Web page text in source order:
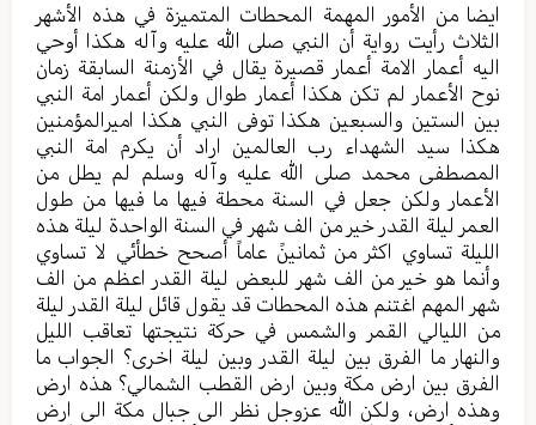
ايضا من الأمور المهمة المحطات المتميزة في هذه الأشهر
الثلاث رأيت رواية أن النبي صلى الله عليه وآله هكذا أوحي
اليه أعمار الامة أعمار قصيرة يقال في الأزمنة السابقة زمان
نوح الأعمار لم تكن هكذا أعمار طوال ولكن أعمار امة النبي
بين الستين والسبعين هكذا توفى النبي هكذا اميرالمؤمنين
هكذا سيد الشهداء رب العالمين اراد أن يكرم امة النبي
المصطفى محمد صلى الله عليه وآله وسلم لم يطل من
الأعمار ولكن جعل في السنة محطة فيها ما فيها من طول
العمر ليلة القدر خير من الف شهر في السنة الواحدة ليلة هذه
الليلة تساوي اكثر من ثمانينً عاماً أصحح خطأئي لا تساوي
وأنما هو خير من الف شهر للبعض ليلة القدر اعظم من الف
شهر المهم اغتنم هذه المحطات قد يقول قائل ليلة القدر ليلة
من الليالي القمر والشمس في حركة نتيجتها تعاقب الليل
والنهار ما الفرق بين ليلة القدر وبين ليلة اخرى؟ الجواب ما
الفرق بين ارض مكة وبين ارض القطب الشمالي؟ هذه ارض
وهذه ارض، ولكن الله عزوجل نظر الى جبال مكة الى ارض